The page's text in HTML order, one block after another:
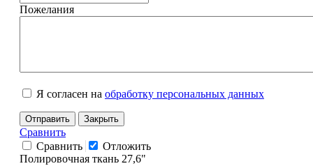
Пожелания
Я согласен на обработку персональных данных
Отправить Закрыть
Сравнить
Сравнить
Отложить
Полировочная ткань 27,6"